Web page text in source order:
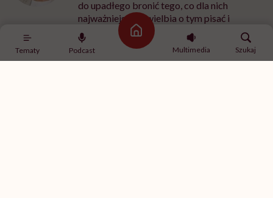
Tematy Podcast
Strona główna
Multimedia
Szukaj
przypadkowe odkrycia medyczne
Serce zapalenie płuc